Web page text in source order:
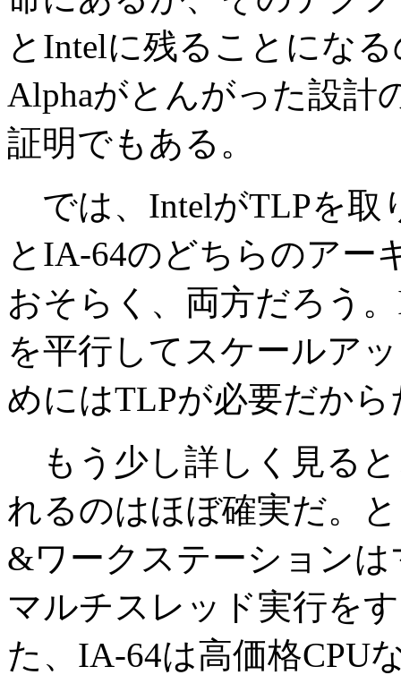
とIntelに残ることにな
Alphaがとんがった設計
証明でもある。
では、IntelがTLPを取
とIA-64のどちらのアー
おそらく、両方だろう
を平行してスケールア
めにはTLPが必要だから
もう少し詳しく見る
れるのはほぼ確実だ。
&ワークステーション
マルチスレッド実行を
た、IA-64は高価格CPU